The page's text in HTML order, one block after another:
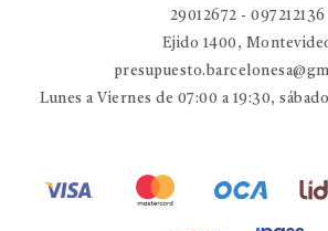
29012672 - 097212136
Ejido 1400,
Lunes a Viernes de 07:00 a 19:30,